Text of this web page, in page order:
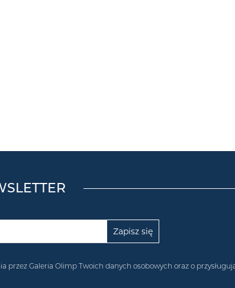
Galeria Olimp Twoich danych osobowych oraz o